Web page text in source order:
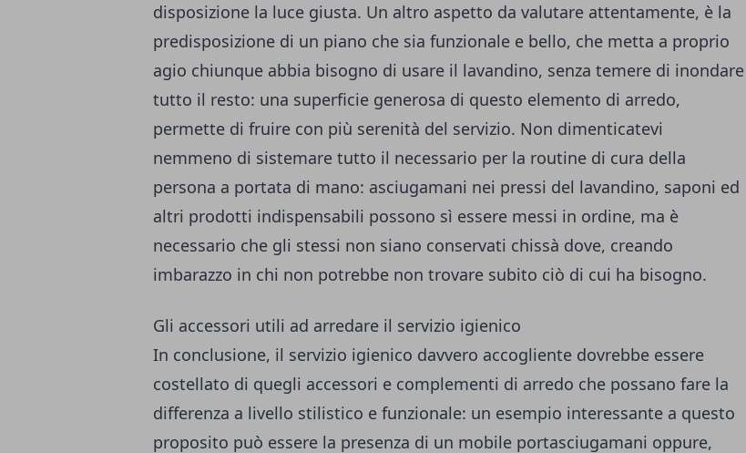
disposizione la luce giusta. Un altro aspetto da valutare attentamente, è la
predisposizione di un piano che sia funzionale e bello, che metta a proprio
agio chiunque abbia bisogno di usare il lavandino, senza temere di inondare
tutto il resto: una superficie generosa di questo elemento di arredo,
permette di fruire con più serenità del servizio. Non dimenticatevi
nemmeno di sistemare tutto il necessario per la routine di cura della
persona a portata di mano: asciugamani nei pressi del lavandino, saponi ed
altri prodotti indispensabili possono sì essere messi in ordine, ma è
necessario che gli stessi non siano conservati chissà dove, creando
imbarazzo in chi non potrebbe non trovare subito ciò di cui ha bisogno.
Gli accessori utili ad arredare il servizio igienico
In conclusione, il servizio igienico davvero accogliente dovrebbe essere
costellato di quegli accessori e complementi di arredo che possano fare la
differenza a livello stilistico e funzionale: un esempio interessante a questo
proposito può essere la presenza di un mobile portasciugamani oppure,